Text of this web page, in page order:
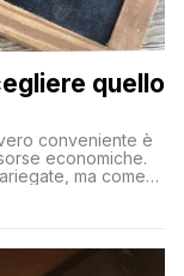
quello
conveniente è
economiche.
ma come
senza